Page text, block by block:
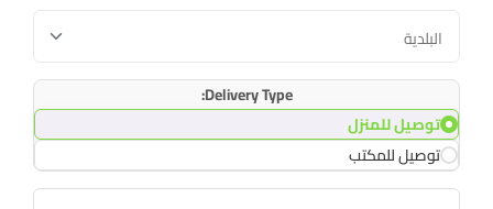
Delivery Type:
توصيل للمنزل
توصيل للمكتب